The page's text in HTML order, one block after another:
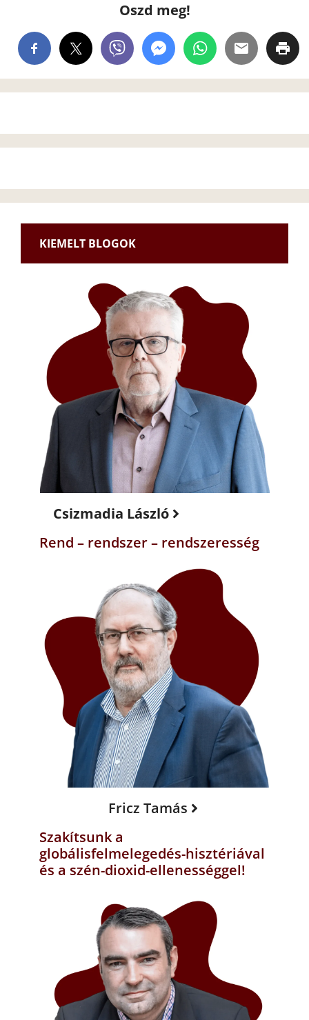
Oszd meg!
KIEMELT BLOGOK
Csizmadia László
Rend – rendszer – rendszeresség
Fricz Tamás
Szakítsunk a
globálisfelmelegedés-hisztériával
és a szén-dioxid-ellenességgel!